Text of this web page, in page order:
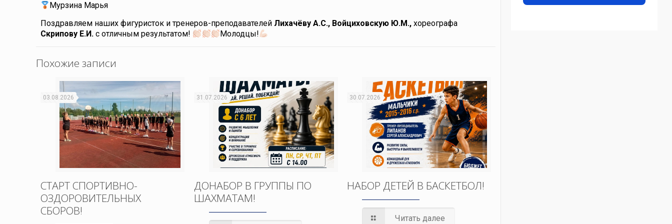
Мурзина Марья
Поздравляем наших фигуристок и тренеров-преподавателей Лихачёву А.С., Войциховскую Ю.М., хореографа
Скрипову Е.И. с отличным результатом! Молодцы!
Похожие записи
03.08.2026
СТАРТ СПОРТИВНО-
ОЗДОРОВИТЕЛЬНЫХ
СБОРОВ!
31.07.2026
ДОНАБОР В ГРУППЫ ПО
ШАХМАТАМ!
30.07.2026
НАБОР ДЕТЕЙ В БАСКЕТБОЛ!
Читать далее